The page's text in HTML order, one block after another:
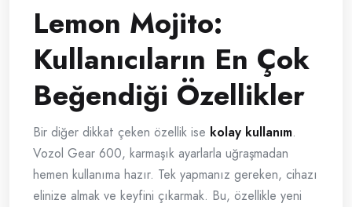
Lemon Mojito:
Kullanıcıların En Çok
Beğendiği Özellikler
Bir diğer dikkat çeken özellik ise kolay kullanım.
Vozol Gear 600, karmaşık ayarlarla uğraşmadan
hemen kullanıma hazır. Tek yapmanız gereken, cihazı
elinize almak ve keyfini çıkarmak. Bu, özellikle yeni